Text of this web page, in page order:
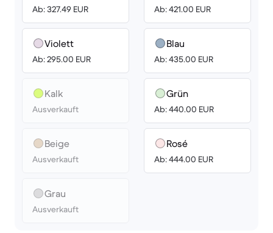
Ab: 327.49 EUR
Violett
Ab: 295.00 EUR
Kalk
Ausverkauft
Beige
Ausverkauft
Grau
Ausverkauft
Ab: 421.00 EUR
Blau
Ab: 435.00 EUR
Grün
Ab: 440.00 EUR
Rosé
Ab: 444.00 EUR